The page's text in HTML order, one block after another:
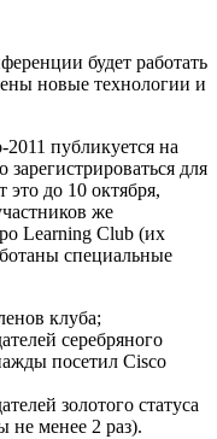
будет работать
новые технологии и
публикуется на
для
это до 10 октября,
же
Learning Club (их
специальные
клуба;
серебряного
посетил Cisco
золотого статуса
не менее 2 раз).